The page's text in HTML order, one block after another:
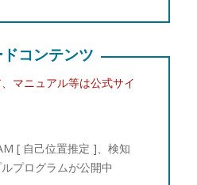
コンテンツ
マニュアル等は公式サイ
[ 自己位置推定 ]、検知
プログラムが公開中